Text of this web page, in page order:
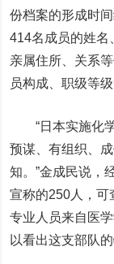
份档案的形成时
414名成员的姓名
亲属住所、关系
员构成、职级等
“日本实施化学
预谋、有组织、
知。”金成民说，
宣称的250人，可
专业人员来自医
以看出这支部队的